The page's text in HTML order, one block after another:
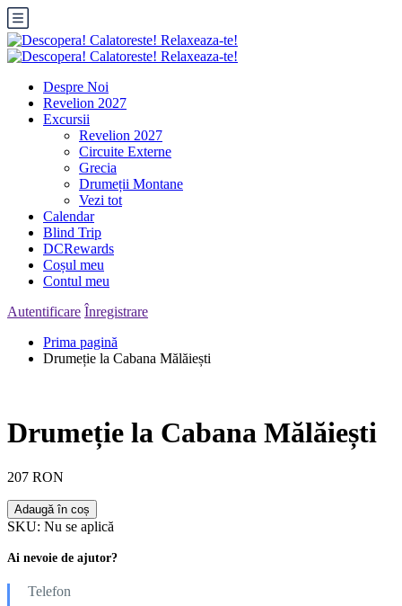
Despre Noi
Revelion 2027
Excursii
Revelion 2027
Circuite Externe
Grecia
Drumeții Montane
Vezi tot
Calendar
Blind Trip
DCRewards
Coșul meu
Contul meu
Autentificare Înregistrare
Prima pagină
Drumeție la Cabana Mălăiești
Drumeție la Cabana Mălăiești
207 RON
Adaugă în coș
SKU: Nu se aplică
Ai nevoie de ajutor?
Telefon